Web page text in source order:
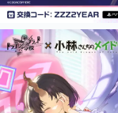
ピック
電ファミのいま読